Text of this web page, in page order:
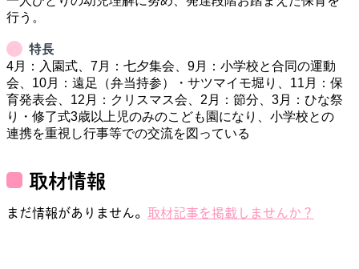
特長
4月：入園式、7月：七夕集会、9月：小学校と合同の運動
会、10月：遠足（弁当持参）・サツマイモ堀り、11月：保
育発表会、12月：クリスマス会、2月：節分、3月：ひな祭
り・修了式3歳以上児のみのこども園になり、小学校との
連携を重視し行事等での交流を図っている
取材情報
まだ情報がありません。 取材記事を掲載しませんか？